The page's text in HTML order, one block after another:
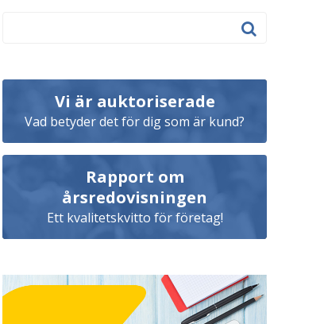
Vi är auktoriserade
Vad betyder det för dig som är kund?
Rapport om
årsredovisningen
Ett kvalitetskvitto för företag!